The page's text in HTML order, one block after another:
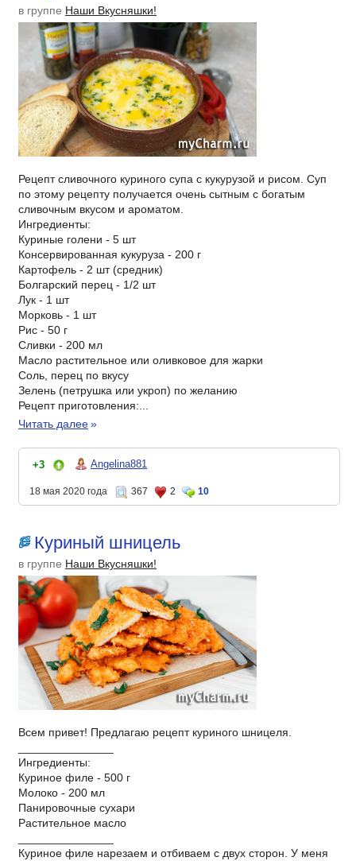
в группе Наши Вкусняшки!
Рецепт сливочного куриного супа с кукурузой и рисом. Суп
по этому рецепту получается очень сытным с богатым
сливочным вкусом и ароматом.
Ингредиенты:
Куриные голени - 5 шт
Консервированная кукуруза - 200 г
Картофель - 2 шт (средник)
Болгарский перец - 1/2 шт
Лук - 1 шт
Морковь - 1 шт
Рис - 50 г
Сливки - 200 мл
Масло растительное или оливковое для жарки
Соль, перец по вкусу
Зелень (петрушка или укроп) по желанию
Рецепт приготовления:...
Читать далее»
+3 Angelina881
18 мая 2020 года 367 2 10
Куриный шницель
в группе Наши Вкусняшки!
Всем привет! Предлагаю рецепт куриного шницеля.
Ингредиенты:
Куриное филе - 500 г
Молоко - 200 мл
Панировочные сухари
Растительное масло
Куриное филе нарезаем и отбиваем с двух сторон. У меня